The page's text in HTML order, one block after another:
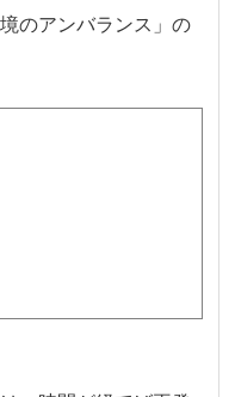
のアンバランス」の